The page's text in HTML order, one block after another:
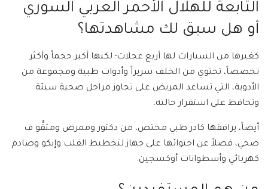
التابعة للهلال الأحمر العربي السوري
أو هل سبق لك مشاهدتها؟
كغيرها من السيارات لها أربع عجلات؛ لكنها أكبر حجماً وأكثر
تخصصاً، تحتوي من الخلف سريراً وأدوات طبية ومجموعة من
الأدوية، التي تساعد المريض على تجاوز مراحل صحية سيئة
وتحافظ على استقرار حالته.
أيضاً، يرافقها كادر طبي مختص، من دكتور وممرض ومثقِّو ف
صحي، فضلاً عن احتوائها على جهاز لتخطيط القلب وإيكو وصادم
كهربائي وأسطوانات أوكسجين.